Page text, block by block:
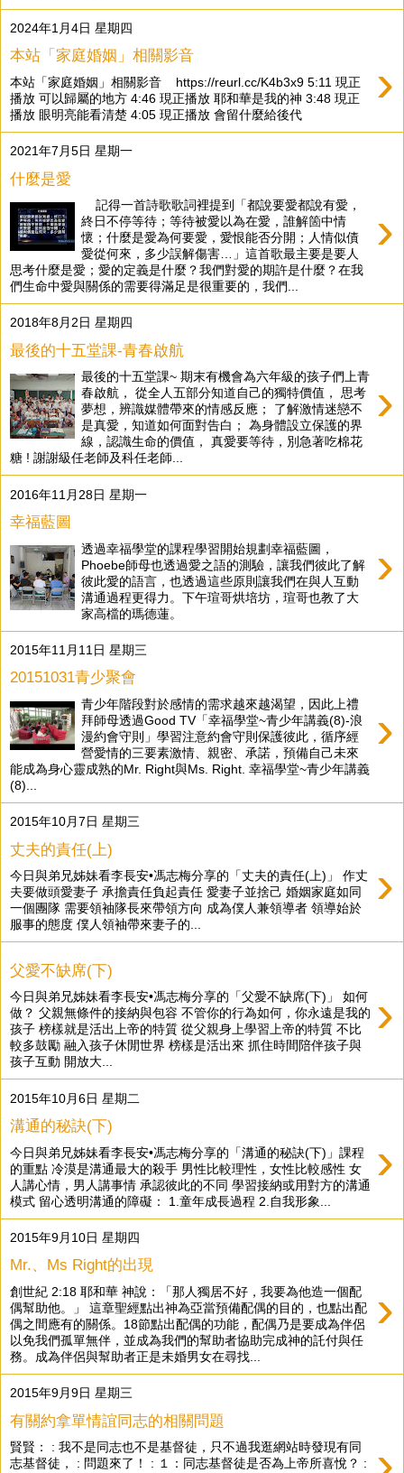
2024年1月4日 星期四
本站「家庭婚姻」相關影音 ›
本站「家庭婚姻」相關影音 https://reurl.cc/K4b3x9 5:11 現正
播放 可以歸屬的地方 4:46 現正播放 耶和華是我的神 3:48 現正
播放 眼明亮能看清楚 4:05 現正播放 會留什麼給後代
2021年7月5日 星期一
什麼是愛
›
記得一首詩歌歌詞裡提到「都說要愛都說有愛，
終日不停等待；等待被愛以為在愛，誰解箇中情
懷；什麼是愛為何要愛，愛恨能否分開；人情似債
愛從何來，多少誤解傷害…」這首歌最主要是要人
思考什麼是愛；愛的定義是什麼？我們對愛的期許是什麼？在我
們生命中愛與關係的需要得滿足是很重要的，我們...
2018年8月2日 星期四
最後的十五堂課-青春啟航
›
最後的十五堂課~ 期末有機會為六年級的孩子們上青
春啟航， 從全人五部分知道自己的獨特價值， 思考
夢想，辨識媒體帶來的情感反應； 了解激情迷戀不
是真愛，知道如何面對告白； 為身體設立保護的界
線，認識生命的價值， 真愛要等待，別急著吃棉花
糖 ! 謝謝級任老師及科任老師...
2016年11月28日 星期一
幸福藍圖
›
透過幸福學堂的課程學習開始規劃幸福藍圖，
Phoebe師母也透過愛之語的測驗，讓我們彼此了解
彼此愛的語言，也透過這些原則讓我們在與人互動
溝通過程更得力。下午瑄哥烘培坊，瑄哥也教了大
家高檔的瑪德蓮。
2015年11月11日 星期三
20151031青少聚會
›
青少年階段對於感情的需求越來越渴望，因此上禮
拜師母透過Good TV「幸福學堂~青少年講義(8)-浪
漫約會守則」學習注意約會守則保護彼此，循序經
營愛情的三要素激情、親密、承諾，預備自己未來
能成為身心靈成熟的Mr. Right與Ms. Right. 幸福學堂~青少年講義
(8)...
2015年10月7日 星期三
丈夫的責任(上)
›
今日與弟兄姊妹看李長安•馮志梅分享的「丈夫的責任(上)」 作丈
夫要做頭愛妻子 承擔責任負起責任 愛妻子並捨己 婚姻家庭如同
一個團隊 需要領袖隊長來帶領方向 成為僕人兼領導者 領導始於
服事的態度 僕人領袖帶來妻子的...
父愛不缺席(下)
›
今日與弟兄姊妹看李長安•馮志梅分享的「父愛不缺席(下)」 如何
做？ 父親無條件的接納與包容 不管你的行為如何，你永遠是我的
孩子 榜樣就是活出上帝的特質 從父親身上學習上帝的特質 不比
較多鼓勵 融入孩子休閒世界 榜樣是活出來 抓住時間陪伴孩子與
孩子互動 開放大...
2015年10月6日 星期二
溝通的秘訣(下)
›
今日與弟兄姊妹看李長安•馮志梅分享的「溝通的秘訣(下)」課程
的重點 冷漠是溝通最大的殺手 男性比較理性，女性比較感性 女
人講心情，男人講事情 承認彼此的不同 學習接納或用對方的溝通
模式 留心透明溝通的障礙： 1.童年成長過程 2.自我形象...
2015年9月10日 星期四
Mr.、Ms Right的出現
›
創世紀 2:18 耶和華 神說：「那人獨居不好，我要為他造一個配
偶幫助他。」 這章聖經點出神為亞當預備配偶的目的，也點出配
偶之間應有的關係。18節點出配偶的功能，配偶乃是要成為伴侶
以免我們孤單無伴，並成為我們的幫助者協助完成神的託付與任
務。成為伴侶與幫助者正是未婚男女在尋找...
2015年9月9日 星期三
有關約拿單情誼同志的相關問題
賢賢： : 我不是同志也不是基督徒，只不過我逛網站時發現有同
志基督徒， : 問題來了！ : １：同志基督徒是否為上帝所喜悅？ :